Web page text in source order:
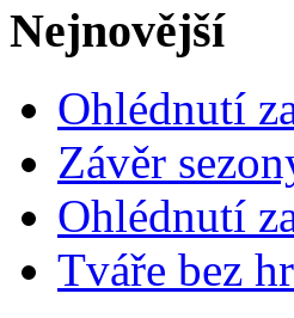
Nejnovější
Ohlédnutí
Závěr
Ohlédnutí
Tváře bez